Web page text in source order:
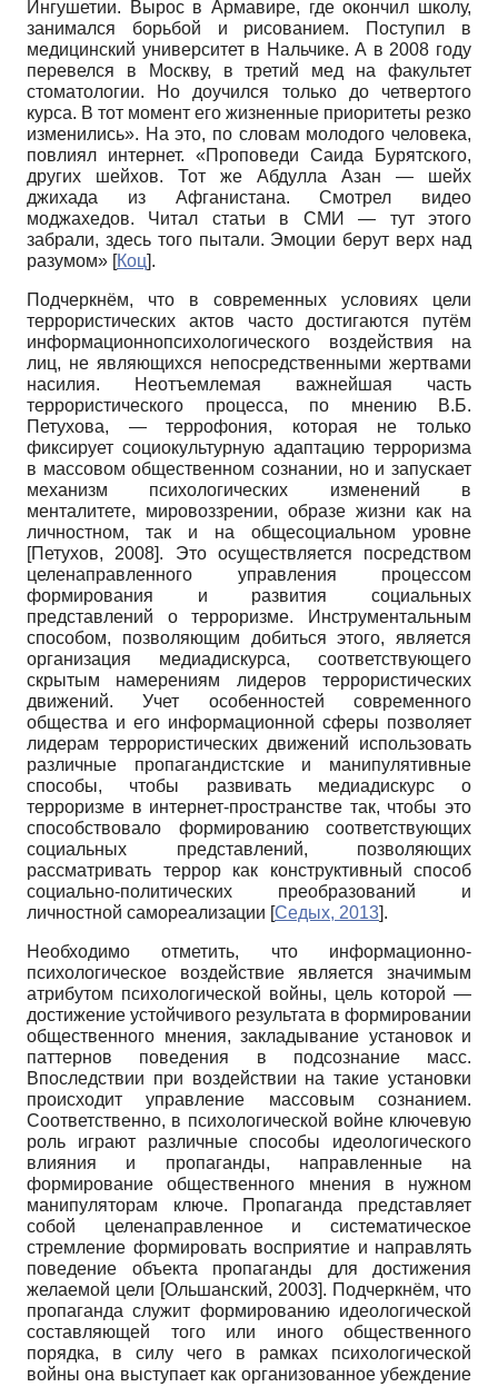
Ингушетии. Вырос в Армавире, где окончил школу,
занимался борьбой и рисованием. Поступил в
медицинский университет в Нальчике. А в 2008 году
перевелся в Москву, в третий мед на факультет
стоматологии. Но доучился только до четвертого
курса. В тот момент его жизненные приоритеты резко
изменились». На это, по словам молодого человека,
повлиял интернет. «Проповеди Саида Бурятского,
других шейхов. Тот же Абдулла Азан — шейх
джихада из Афганистана. Смотрел видео
моджахедов. Читал статьи в СМИ — тут этого
забрали, здесь того пытали. Эмоции берут верх над
разумом» [Коц].
Подчеркнём, что в современных условиях цели
террористических актов часто достигаются путём
информационно­психологического воздействия на
лиц, не являющихся непосредственными жертвами
насилия. Неотъемлемая важнейшая часть
террористического процесса, по мнению В.Б.
Петухова, — террофония, которая не только
фиксирует социокультурную адаптацию терроризма
в массовом общественном сознании, но и запускает
механизм психологических изменений в
менталитете, мировоззрении, образе жизни как на
личностном, так и на общесоциальном уровне
[Петухов, 2008]. Это осуществляется посредством
целенаправленного управления процессом
формирования и развития социальных
представлений о терроризме. Инструментальным
способом, позволяющим добиться этого, является
организация медиадискурса, соответствующего
скрытым намерениям лидеров террористических
движений. Учет особенностей современного
общества и его информационной сферы позволяет
лидерам террористических движений использовать
различные пропагандистские и манипу­лятивные
способы, чтобы развивать ме­диадискурс о
терроризме в интернет-пространстве так, чтобы это
способствовало формированию соответствующих
социальных представлений, позволяющих
рассматривать террор как конструктивный способ
социально-политических преобразований и
личностной самореализации [Седых, 2013].
Необходимо отметить, что информационно-
психологическое воздействие является значимым
атрибутом психологической войны, цель которой —
достижение устойчивого результата в формировании
общественного мнения, закладывание установок и
паттер­нов поведения в подсознание масс.
Впоследствии при воздействии на такие установки
происходит управление массовым сознанием.
Соответственно, в психологической войне ключевую
роль играют различные способы идеологического
влияния и пропаганды, направленные на
формирование общественного мнения в нужном
манипуляторам ключе. Пропаганда представляет
собой целенаправленное и систематическое
стремление формировать восприятие и направлять
поведение объекта пропаганды для достижения
желаемой цели [Ольшанский, 2003]. Подчеркнём, что
пропаганда служит формированию идеологической
составляющей того или иного общественного
порядка, в силу чего в рамках психологической
войны она выступает как организованное убеждение